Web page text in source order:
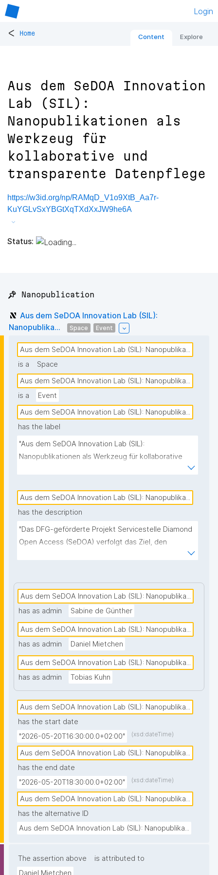
Login
< Home Content Explore
Aus dem SeDOA Innovation
Lab (SIL):
Nanopublikationen als
Werkzeug für
kollaborative und
transparente Datenpflege
https://w3id.org/np/RAMqD_V1o9XtB_Aa7r-
KuYGLvSxYBGtXqTXdXxJW9he6A
Status:
📌 Nanopublication
Aus dem SeDOA Innovation Lab (SIL):
Nanopublika...
Space Event
Aus dem SeDOA Innovation Lab (SIL): Nanopublika...
is a
Space
Aus dem SeDOA Innovation Lab (SIL): Nanopublika...
is a
Event
Aus dem SeDOA Innovation Lab (SIL): Nanopublika...
has the label
"Aus dem SeDOA Innovation Lab (SIL):
Nanopublikationen als Werkzeug für kollaborative
Aus dem SeDOA Innovation Lab (SIL): Nanopublika...
has the description
"Das DFG-geförderte Projekt Servicestelle Diamond
Open Access (SeDOA) verfolgt das Ziel, den
Übergang zu scholar-led-Publikationsmodellen aktiv
gemeinsame Erproben, Weiterentwickeln und
Evaluieren innovativer Ansätze zur Förderung von
des SIL gehören sowohl die Beobachtung zentraler
Entwicklungen im wissenschaftlichen
Publikationswesen als auch die Pilotierung
vielversprechender Modelle aus dem Bereich
Diamond Open Access.
Im Hands-on Lab erhalten die Teilnehmenden neben
einem Überblick über die Aktivitäten des SIL auch
eine praxisorientierte Einführung in
Nanopublikationen. In der modernen Bibliotheks- und
Forschungsdatenlandschaft stellt das Kuratieren von
Metadaten und Forschungsdaten einen
kontinuierlichen Prozess dar, an dem zahlreiche
Personen und technische Systeme beteiligt sind.
Diese Kuratierungsprozesse bleiben jedoch häufig
sowie die Einschätzung von Aufwand und Nutzen
vielversprechenden Ansatz: Sie ermöglichen es,
kleinste wissenschaftliche Aussagen oder
Aus dem SeDOA Innovation Lab (SIL): Nanopublika...
has as admin
Sabine de Günther
Aus dem SeDOA Innovation Lab (SIL): Nanopublika...
has as admin
Daniel Mietchen
Aus dem SeDOA Innovation Lab (SIL): Nanopublika...
has as admin
Tobias Kuhn
Aus dem SeDOA Innovation Lab (SIL): Nanopublika...
has the start date
"2026-05-20T16:30:00.0+02:00"
(xsd:dateTime)
Aus dem SeDOA Innovation Lab (SIL): Nanopublika...
has the end date
"2026-05-20T18:30:00.0+02:00"
(xsd:dateTime)
Aus dem SeDOA Innovation Lab (SIL): Nanopublika...
has the alternative ID
Aus dem SeDOA Innovation Lab (SIL): Nanopublika...
The assertion above
is attributed to